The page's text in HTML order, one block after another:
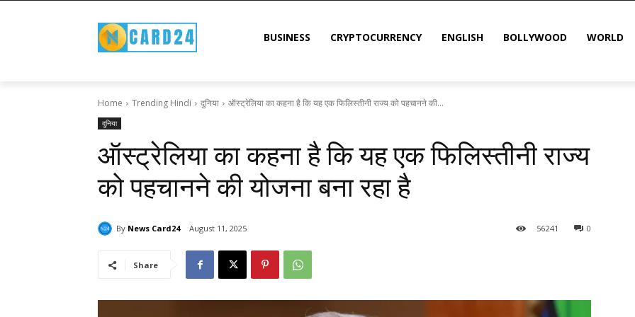
BUSINESS CRYPTOCURRENCY ENGLISH BOLLYWOOD WORLD
Home Trending Hindi दुनिया ऑस्ट्रेलिया का कहना है कि यह एक फिलिस्तीनी राज्य को पहचानने की...
दुनिया
ऑस्ट्रेलिया का कहना है कि यह एक फिलिस्तीनी राज्य
को पहचानने की योजना बना रहा है
By News Card24 August 11, 2025 0
56241
Share